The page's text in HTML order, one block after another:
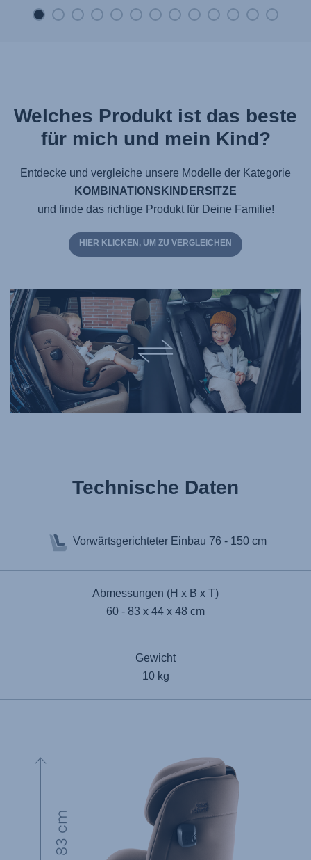
Welches Produkt ist das beste
für mich und mein Kind?
Entdecke und vergleiche unsere Modelle der Kategorie
KOMBINATIONSKINDERSITZE
und finde das richtige Produkt für Deine Familie!
HIER KLICKEN, UM ZU VERGLEICHEN
Technische Daten
Vorwärtsgerichteter Einbau 76 - 150 cm
Abmessungen (H x B x T)
60 - 83 x 44 x 48 cm
Gewicht
10 kg